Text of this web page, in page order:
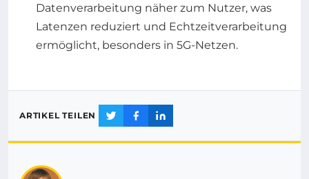
Datenverarbeitung näher zum Nutzer, was
Latenzen reduziert und Echtzeitverarbeitung
ermöglicht, besonders in 5G-Netzen.
ARTIKEL TEILEN